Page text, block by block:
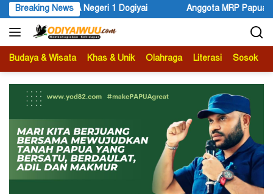
Langsung
ke
konten
Breaking News
Negeri 1 Dogiyai Anggota MRP Papua Pegunungan dan
Budaya & Wisata Khas & Unik Olahraga Literasi Sosok